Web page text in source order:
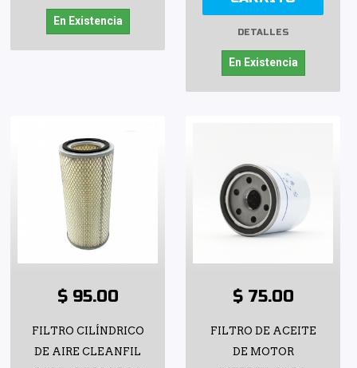
En Existencia
DETALLES
En Existencia
$ 95.00
FILTRO CILÍNDRICO
DE AIRE CLEANFIL
$ 75.00
FILTRO DE ACEITE
DE MOTOR